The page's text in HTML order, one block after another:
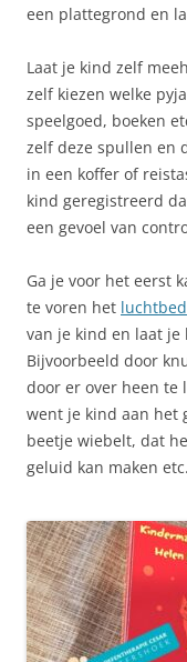
een plattegrond en
Laat je kind zelf
zelf kiezen welke
speelgoed, boeken
zelf deze spullen en
in een koffer of
kind geregistreerd
een gevoel van
Ga je voor het eerst
te voren het luchtbed
van je kind en laat je
Bijvoorbeeld door
door er over heen te
went je kind aan het
beetje wiebelt, dat
geluid kan maken etc.